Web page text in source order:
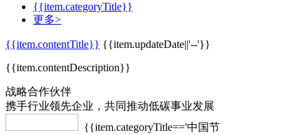
{{item.categoryTitle}}
更多>
{{item.contentTitle}} {{item.updateDate||'--'}}
{{item.contentDescription}}
战略合作伙伴
携手行业领先企业，共同推动低碳事业发展
{{item.categoryTitle=='中国节